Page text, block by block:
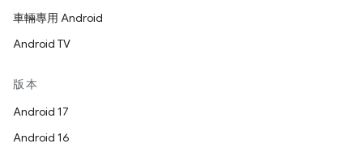
車輛專用 Android
Android TV
版本
Android 17
Android 16